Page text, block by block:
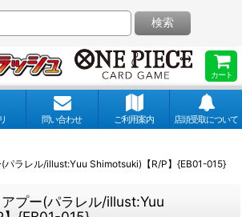
カート
検索
問い合わせ ご利用案内 店頭受取について
パラレル/illust:Yuu Shimotsuki)【R/P】{EB01-015}
プー(パラレル/illust:Yuu